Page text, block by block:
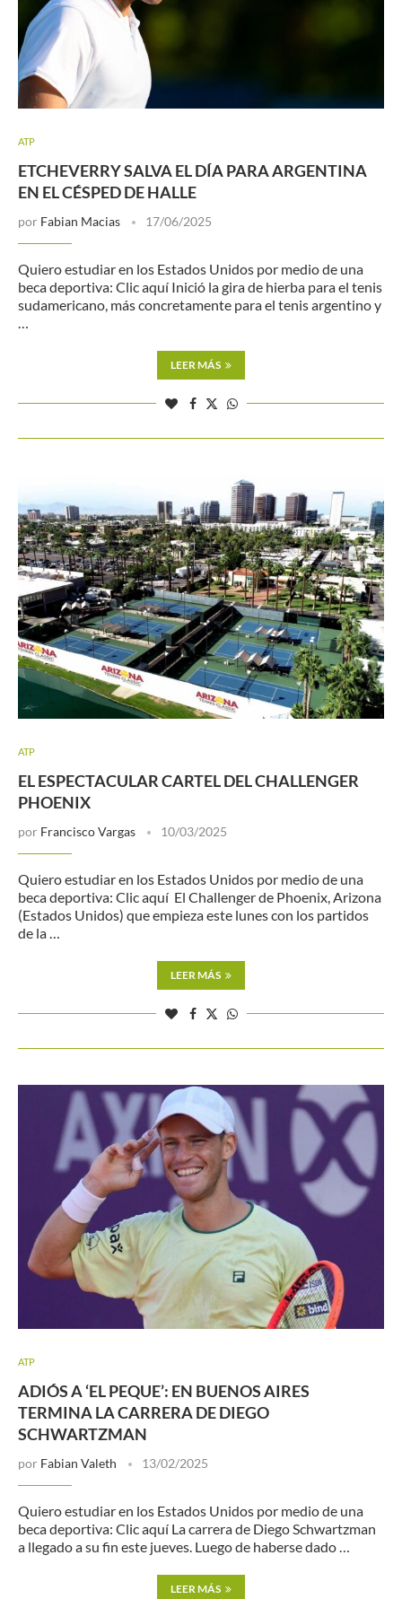
ATP
ETCHEVERRY SALVA EL DÍA PARA ARGENTINA
EN EL CÉSPED DE HALLE
por Fabian Macias 17/06/2025
Quiero estudiar en los Estados Unidos por medio de una
beca deportiva: Clic aquí Inició la gira de hierba para el tenis
sudamericano, más concretamente para el tenis argentino y
…
LEER MÁS
ATP
EL ESPECTACULAR CARTEL DEL CHALLENGER
PHOENIX
por Francisco Vargas 10/03/2025
Quiero estudiar en los Estados Unidos por medio de una
beca deportiva: Clic aquí El Challenger de Phoenix, Arizona
(Estados Unidos) que empieza este lunes con los partidos
de la …
LEER MÁS
ATP
ADIÓS A ‘EL PEQUE’: EN BUENOS AIRES
TERMINA LA CARRERA DE DIEGO
SCHWARTZMAN
por Fabian Valeth 13/02/2025
Quiero estudiar en los Estados Unidos por medio de una
beca deportiva: Clic aquí La carrera de Diego Schwartzman
a llegado a su fin este jueves. Luego de haberse dado …
LEER MÁS